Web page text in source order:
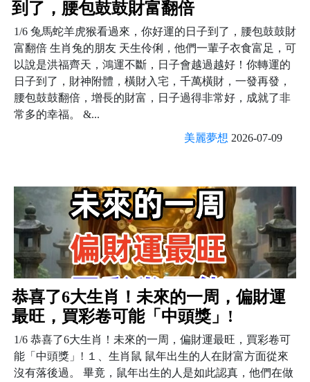
到了，腰包鼓鼓財富翻倍
1/6 兔馬蛇羊虎猴看過來，你好運的日子到了，腰包鼓鼓財
富翻倍 生肖兔的朋友 天生伶俐，他們一輩子衣食富足，可
以說是洪福齊天，鴻運不斷，日子會越過越好！你轉運的
日子到了，財神附體，橫財入宅，千萬橫財，一發再發，
腰包鼓鼓翻倍，增長的財富，日子過得非常好，成就了非
常多的幸福。 &...
美麗夢想 2026-07-09
恭喜了6大生肖！未來的一周，偏財運
最旺，買彩卷可能「中頭獎」!
1/6 恭喜了6大生肖！未來的一周，偏財運最旺，買彩卷可
能「中頭獎」! １、生肖鼠 鼠年出生的人在財富方面從來
沒有落後過。 畢竟，鼠年出生的人是如此認真，他們在做